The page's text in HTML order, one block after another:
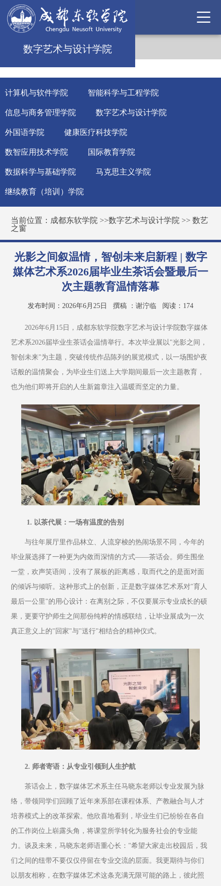
数字艺术与设计学院
计算机与软件学院 智能科学与工程学院
信息与商务管理学院 数字艺术与设计学院
外国语学院 健康医疗科技学院
数智应用技术学院 国际教育学院
数据科学与基础学院 马克思主义学院
继续教育（培训）学院
当前位置： 成都东软学院 >>数字艺术与设计学院 >>数艺
之窗
光影之间叙温情，智创未来启新程 | 数字
媒体艺术系2026届毕业生茶话会暨最后一
次主题教育温情落幕
发布时间：2026年6月25日 撰稿 ：谢泞临 阅读： 174
2026年6月15日，成都东软学院数字艺术与设计学院数字媒体
艺术系2026届毕业生茶话会温情举行。本次毕业展以"光影之间，
智创未来"为主题，突破传统作品陈列的展览模式，以一场围炉夜
话般的温情聚会，为毕业生们送上大学期间最后一次主题教育，
也为他们即将开启的人生新篇章注入温暖而坚定的力量。
1. 以茶代展：一场有温度的告别
与往年展厅里作品林立、人流穿梭的热闹场景不同，今年的
毕业展选择了一种更为内敛而深情的方式——茶话会。师生围坐
一堂，欢声笑语间，没有了展板的距离感，取而代之的是面对面
的倾诉与倾听。这种形式上的创新，正是数字媒体艺术系对"育人
最后一公里"的用心设计：在离别之际，不仅要展示专业成长的硕
果，更要守护师生之间那份纯粹的情感联结，让毕业展成为一次
真正意义上的"回家"与"送行"相结合的精神仪式。
2. 师者寄语：从专业引领到人生护航
茶话会上，数字媒体艺术系主任马晓东老师以专业发展为脉
络，带领同学们回顾了近年来系部在课程体系、产教融合与人才
培养模式上的改革探索。他欣喜地看到，毕业生们已纷纷在各自
的工作岗位上崭露头角，将课堂所学转化为服务社会的专业能
力。谈及未来，马晓东老师语重心长："希望大家走出校园后，我
们之间的纽带不要仅仅停留在专业交流的层面。我更期待与你们
以朋友相称，在数字媒体艺术这条充满无限可能的路上，彼此照